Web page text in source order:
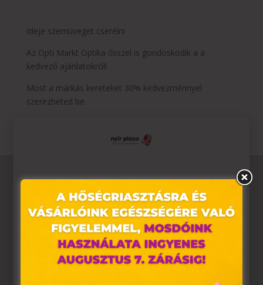
Ideje szemüveget cserélni
Az Opti Markt Optika ősszel is gondoskodik a a
kedvező ajánlatokról!
Most a márkás kereteket 30% kedvezménnyel
szerezheted be.
Ez az oldal sütiket használ
Weboldalunkon „cookie"-kat (továbbiakban „süti")
alkalmazunk. Ezek olyan fájlok, melyek információt
tárolnak webes böngészőjében. Ehhez az Ön
hozzájárulása szükséges.
A „sütiket" az elektronikus hírközlésről szóló 2003. évi C.
törvény, az elektronikus kereskedelmi szolgáltatások, az